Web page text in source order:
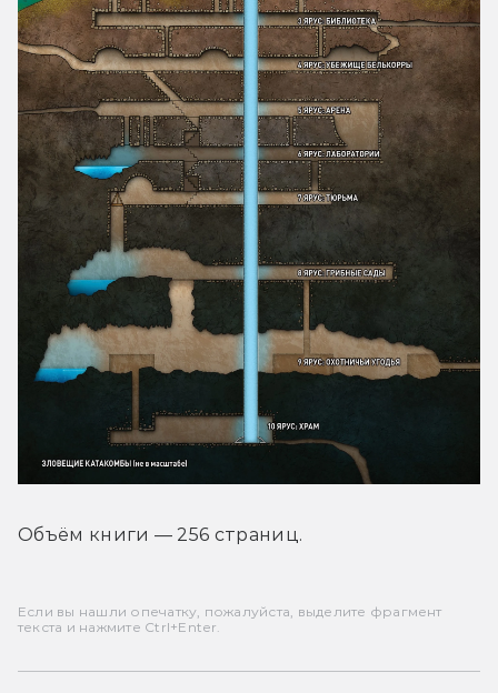
Объём книги — 256 страниц.
Если вы нашли опечатку, пожалуйста, выделите фрагмент
текста и нажмите Ctrl+Enter.